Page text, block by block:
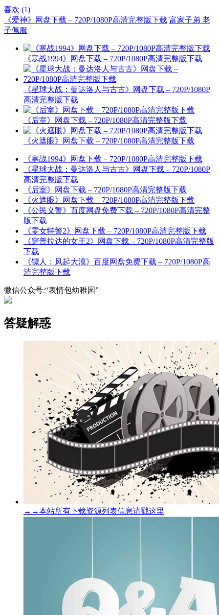
喜欢 (1)
《爱神》网盘下载 – 720P/1080P高清完整版下载 富家子弟 老
子佩服
《寒战1994》网盘下载 – 720P/1080P高清完整版下载
《星球大战：曼达洛人与古古》网盘下载 – 720P/1080P
高清完整版下载
《后室》网盘下载 – 720P/1080P高清完整版下载
《火遮眼》网盘下载 – 720P/1080P高清完整版下载
《寒战1994》网盘下载 – 720P/1080P高清完整版下载
《星球大战：曼达洛人与古古》网盘下载 – 720P/1080P
高清完整版下载
《后室》网盘下载 – 720P/1080P高清完整版下载
《火遮眼》网盘下载 – 720P/1080P高清完整版下载
《公民义警》百度网盘免费下载 – 720P/1080P高清完整
版下载
《零女特警2》网盘下载 – 720P/1080P高清完整版下载
《穿普拉达的女王2》网盘下载 – 720P/1080P高清完整版
下载
《镖人：风起大漠》百度网盘免费下载 – 720P/1080P高
清完整版下载
微信公众号:“表情包幼稚园”
答疑解惑
→→本站所有下载资源列表信息请戳这里